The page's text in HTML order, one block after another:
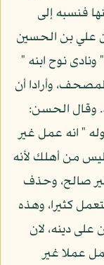
فنسبه إلى
علي بن الحسين
ونادى نوح ابنه "
وأرادا أن
وقال الحسن:
" انه عمل غير
من أهلك لأنه
صالح، وحذف
كثيرا، وهذه
دينه، لان
عملا غير